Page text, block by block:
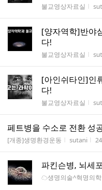
게시판명
불교영상자료실 작
[양자역학]반야
다!
게시판명
불교영상자료실 작
[아인쉬타인]인
다!
게시판명
불교영상자료실 작
페트병을 수소로 전환 성
게시판명
[개종]생명환경운동 작성자
sutani
파킨슨병, 뇌세
게시판명
☁생명의술^혁명의학